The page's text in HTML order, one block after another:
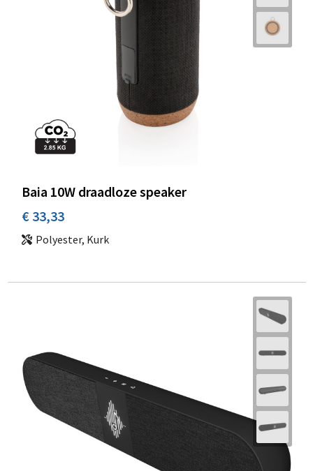
Baia 10W draadloze speaker
€ 33,33
Polyester, Kurk